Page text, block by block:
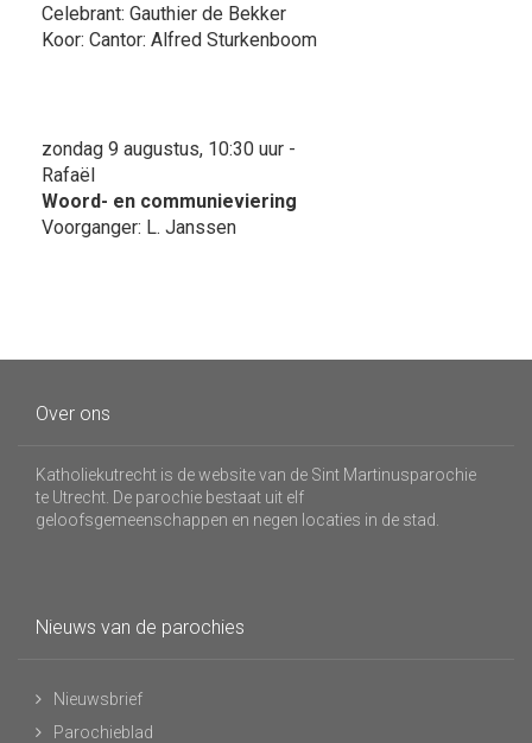
Celebrant: Gauthier de Bekker
Koor: Cantor: Alfred Sturkenboom
zondag 9 augustus, 10:30 uur -
Rafaël
Woord- en communieviering
Voorganger: L. Janssen
Over ons
Katholiekutrecht is de website van de Sint Martinusparochie
te Utrecht. De parochie bestaat uit elf
geloofsgemeenschappen en negen locaties in de stad.
Nieuws van de parochies
Nieuwsbrief
Parochieblad